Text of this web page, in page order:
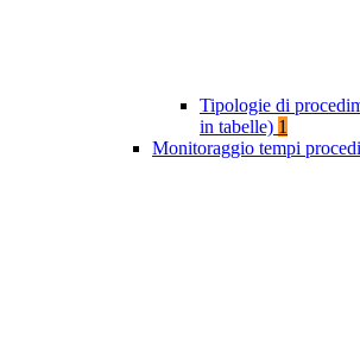
Tipologie di
in tabelle) 1
Monitoraggio tempi